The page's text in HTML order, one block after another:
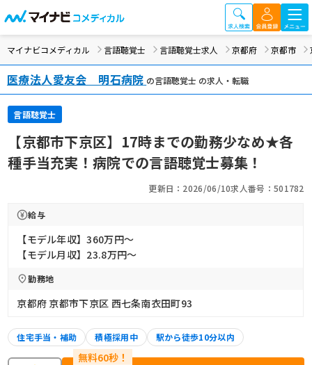
マイナビコメディカル 言語聴覚士 言語聴覚士求人 京都府 京都市
医療法人愛友会 明石病院 の言語聴覚士 の求人・転職
言語聴覚士
【京都市下京区】17時までの勤務少なめ★各
種手当充実！病院での言語聴覚士募集！
更新日：2026/06/10求人番号：501782
給与
【モデル年収】360万円〜
【モデル月収】23.8万円〜
勤務地
京都府 京都市下京区 西七条南衣田町93
住宅手当・補助 積極採用中 駅から徒歩10分以内